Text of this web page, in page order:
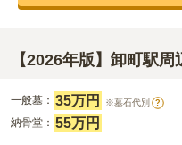
【2026年版】卸町駅
一般墓： 35万円 ※墓石代別 ?
納骨堂： 55万円